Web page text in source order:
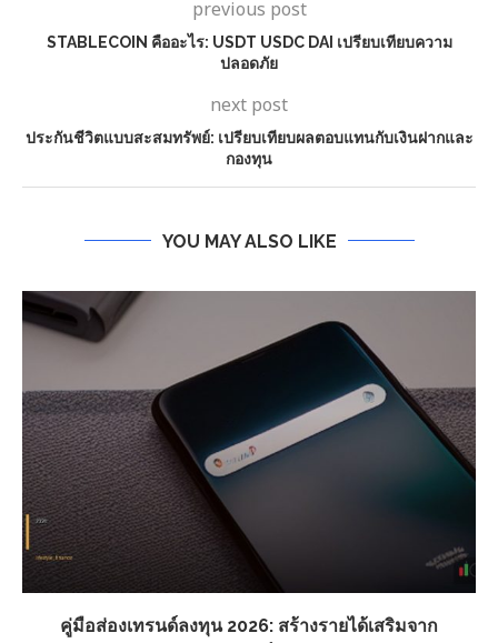
previous post
STABLECOIN คืออะไร: USDT USDC DAI เปรียบเทียบความ
ปลอดภัย
next post
ประกันชีวิตแบบสะสมทรัพย์: เปรียบเทียบผลตอบแทนกับเงินฝากและ
กองทุน
YOU MAY ALSO LIKE
คู่มือส่องเทรนด์ลงทุน 2026: สร้างรายได้เสริมจาก